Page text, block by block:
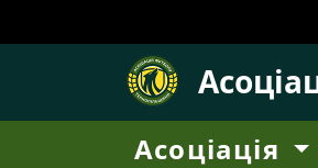
Асоціація